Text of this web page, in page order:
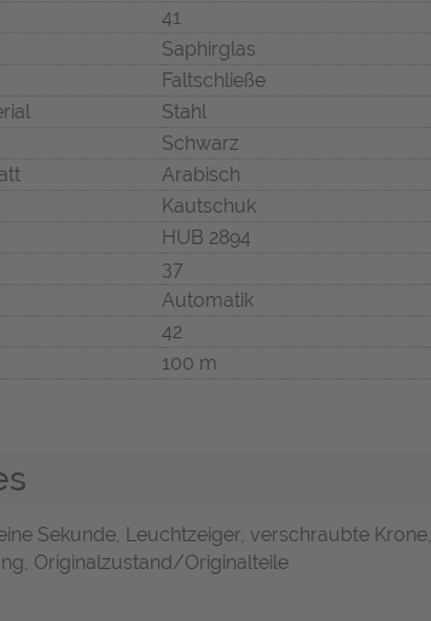
41
Saphirglas
Faltschließe
Stahl
Schwarz
Arabisch
Kautschuk
HUB 2894
37
Automatik
42
100 m
Sekunde, Leuchtzeiger, verschraubte Krone,
Originalzustand/Originalteile